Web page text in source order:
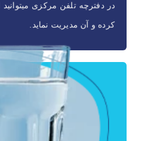
در دفترچه تلفن مرکزی
کرده و آن مدیریت نماید.